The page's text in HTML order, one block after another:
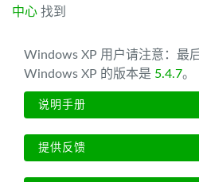
中心 找到
Windows XP 用户请注意：最
Windows XP 的版本是 5.4.7。
说明手册
提供反馈